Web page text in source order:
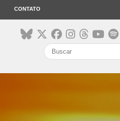
CONTATO